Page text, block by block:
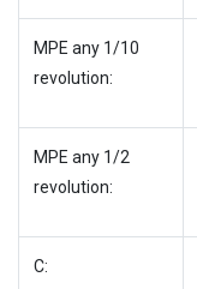
MPE any 1/10
revolution:
MPE any 1/2
revolution:
C: